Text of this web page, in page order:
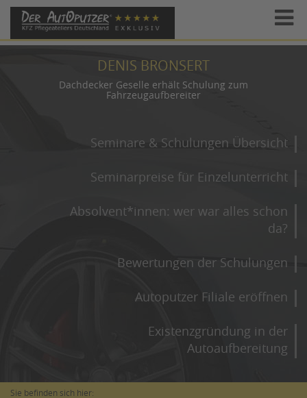
DENIS BRONSERT
Dachdecker Geselle erhält Schulung zum
Fahrzeugaufbereiter
Seminare & Schulungen Übersicht
Seminarpreise für Einzelunterricht
Absolvent*innen: wer war alles schon
da?
Bewertungen der Schulungen
Autoputzer Filiale eröffnen
Existenzgründung in der
Autoaufbereitung
Sie befinden sich hier: